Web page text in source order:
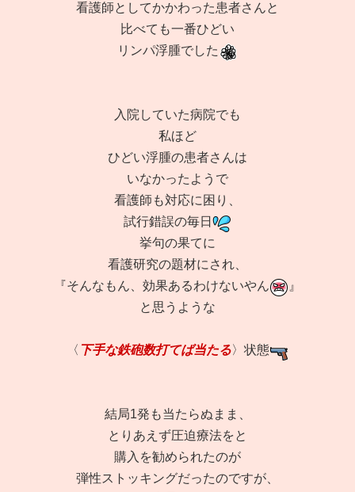
看護師としてかかわった患者さんと
比べても一番ひどい
リンパ浮腫でした
入院していた病院でも
私ほど
ひどい浮腫の患者さんは
いなかったようで
看護師も対応に困り、
試行錯誤の毎日
挙句の果てに
看護研究の題材にされ、
『そんなもん、効果あるわけないやん
』
と思うような
〈 下手な鉄砲数打てば当たる〉状態
結局1発も当たらぬまま、
とりあえず圧迫療法をと
購入を勧められたのが
弾性ストッキングだったのですが、